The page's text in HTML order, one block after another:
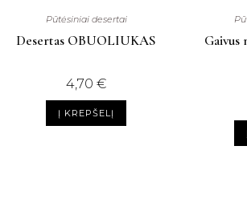
Pūtėsiniai desertai
Desertas OBUOLIUKAS
4,70 €
Į KREPŠELĮ